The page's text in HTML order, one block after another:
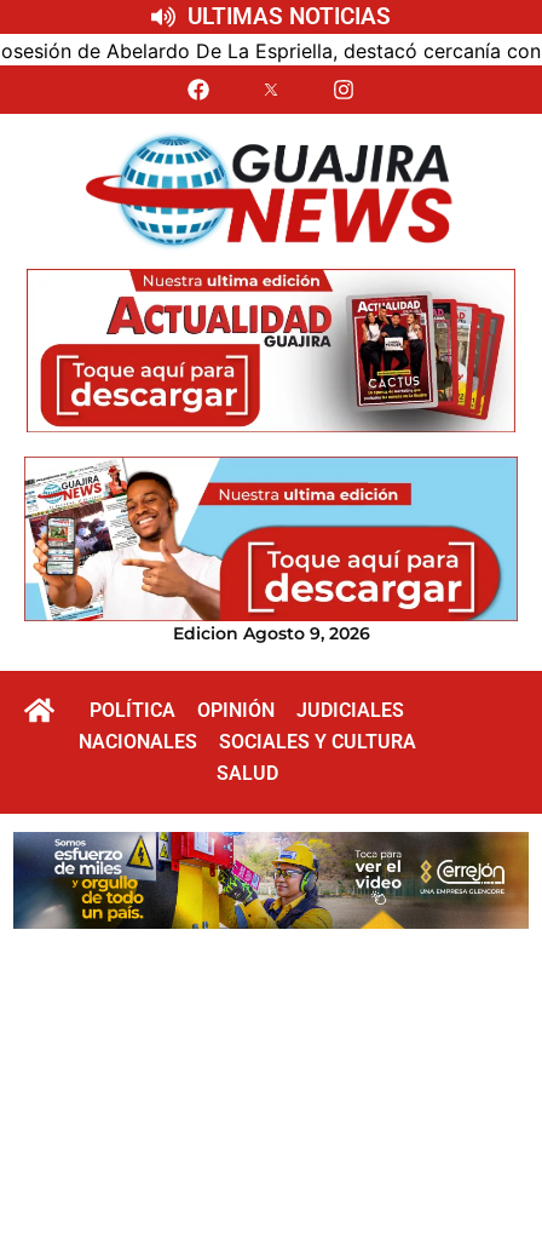
ULTIMAS NOTICIAS
de Abelardo De La Espriella, destacó cercanía con el
Edicion Agosto 9, 2026
POLÍTICA OPINIÓN
JUDICIALES
NACIONALES
SOCIALES Y CULTURA
SALUD